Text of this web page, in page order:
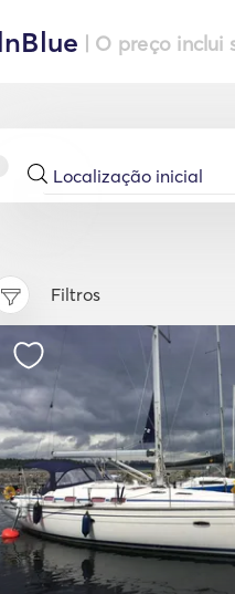
| O preço
Filtros